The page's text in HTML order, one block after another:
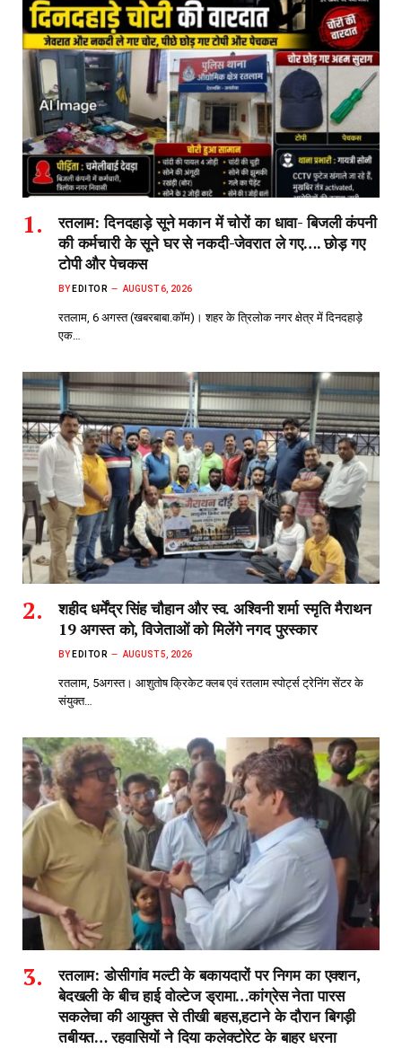
रतलाम: दिनदहाड़े सूने मकान में चोरों का धावा- बिजली कंपनी
की कर्मचारी के सूने घर से नकदी-जेवरात ले गए…. छोड़ गए
टोपी और पेचकस
BY EDITOR AUGUST 6, 2026
रतलाम, 6 अगस्त (खबरबाबा.कॉम)। शहर के त्रिलोक नगर क्षेत्र में दिनदहाड़े
एक…
शहीद धर्मेंद्र सिंह चौहान और स्व. अश्विनी शर्मा स्मृति मैराथन
19 अगस्त को, विजेताओं को मिलेंगे नगद पुरस्कार
BY EDITOR AUGUST 5, 2026
रतलाम, 5अगस्त। आशुतोष क्रिकेट क्लब एवं रतलाम स्पोर्ट्स ट्रेनिंग सेंटर के
संयुक्त…
रतलाम: डोसीगांव मल्टी के बकायदारों पर निगम का एक्शन,
बेदखली के बीच हाई वोल्टेज ड्रामा…कांग्रेस नेता पारस
सकलेचा की आयुक्त से तीखी बहस,हटाने के दौरान बिगड़ी
तबीयत… रहवासियों ने दिया कलेक्टोरेट के बाहर धरना